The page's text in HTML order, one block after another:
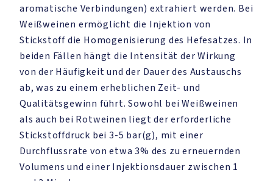
aromatische Verbindungen) extrahiert werden. Bei
Weißweinen ermöglicht die Injektion von
Stickstoff die Homogenisierung des Hefesatzes. In
beiden Fällen hängt die Intensität der Wirkung
von der Häufigkeit und der Dauer des Austauschs
ab, was zu einem erheblichen Zeit- und
Qualitätsgewinn führt. Sowohl bei Weißweinen
als auch bei Rotweinen liegt der erforderliche
Stickstoffdruck bei 3-5 bar(g), mit einer
Durchflussrate von etwa 3% des zu erneuernden
Volumens und einer Injektionsdauer zwischen 1